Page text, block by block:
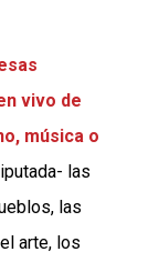
vivo de
música o
las
las
arte, los